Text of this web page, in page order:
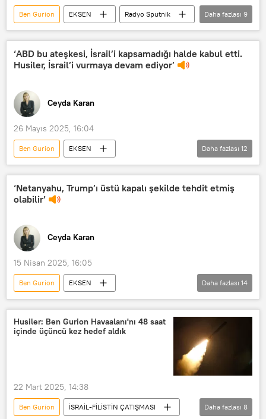
Ben Gurion EKSEN
Radyo Sputnik
RADYO
Bilgehan Alagöz
Donald Trump
İsrail
ABD
BM Güvenlik Konseyi
Daha fazlası 9
‘ABD bu ateşkesi, İsrail’i kapsamadığı halde kabul etti.
Husiler, İsrail’i vurmaya devam ediyor’
Ceyda Karan
26 Mayıs 2025, 16:04
Ben Gurion
EKSEN
Radyo Sputnik
Radyo
RADYO
Donald Trump
Somali
F-18
İnsansız Hava Aracı (İHA)
Daha fazlası 12
‘Netanyahu, Trump’ı üstü kapalı şekilde tehdit etmiş
olabilir’
Ceyda Karan
15 Nisan 2025, 16:05
Ben Gurion
EKSEN
Radyo Sputnik
RADYO
Radyo
Ortadoğu
ABD
Steve Witkoff
Hasan Erel
B-52
X
Daha fazlası 14
Husiler: Ben Gurion Havaalanı'nı 48 saat
içinde üçüncü kez hedef aldık
22 Mart 2025, 14:38
Ben Gurion
İSRAİL-FİLİSTİN ÇATIŞMASI
Daha fazlası 8